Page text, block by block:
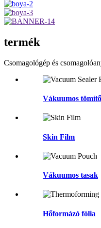
termék
Csomagológép és
Vákuumos
Skin Film
Vákuumos tasak
Hőformázó fólia